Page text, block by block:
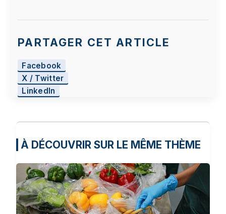
PARTAGER CET ARTICLE
Facebook
X / Twitter
LinkedIn
À DÉCOUVRIR SUR LE MÊME THÈME